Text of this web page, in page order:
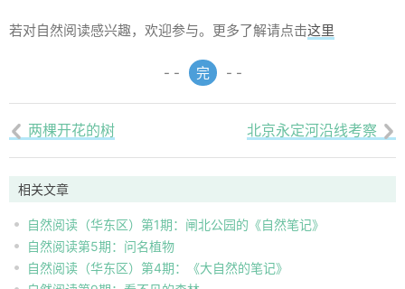
若对自然阅读感兴趣，欢迎参与。更多了解请点击这里
- - 完 - -
 两棵开花的树 北京永定河沿线考察 
相关文章
自然阅读（华东区）第1期：闸北公园的《自然笔记》
自然阅读第5期：问名植物
自然阅读（华东区）第4期：《大自然的笔记》